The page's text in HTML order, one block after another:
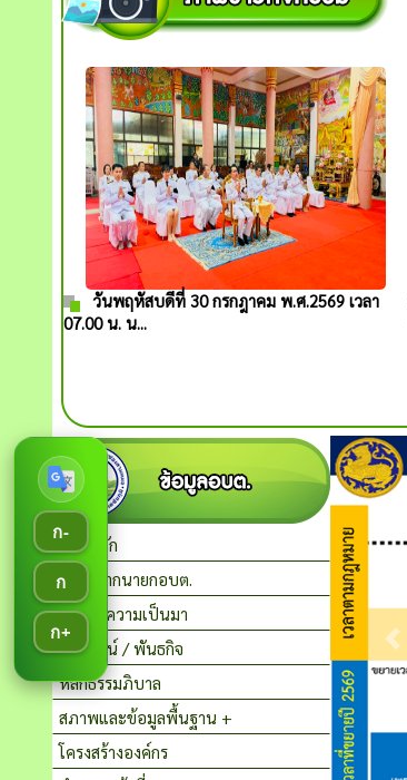
วันพฤหัสบดีที่ 30 กรกฎาคม พ.ศ.2569 เวลา
07.00 น. น...
หน้าหลัก
สาส์นจากนายกอบต.
ประวัติความเป็นมา
วิสัยทัศน์ / พันธกิจ
หลักธรรมภิบาล
สภาพและข้อมูลพื้นฐาน +
โครงสร้างองค์กร
ก-
ก
ก+